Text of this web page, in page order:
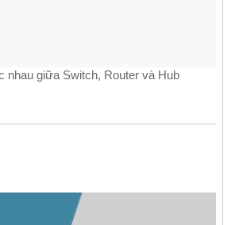
nhau giữa Switch, Router và Hub